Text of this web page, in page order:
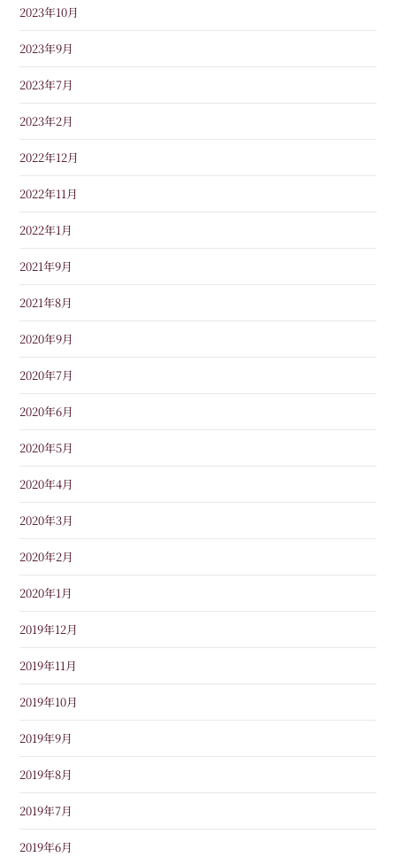
2023年10月
2023年9月
2023年7月
2023年2月
2022年12月
2022年11月
2022年1月
2021年9月
2021年8月
2020年9月
2020年7月
2020年6月
2020年5月
2020年4月
2020年3月
2020年2月
2020年1月
2019年12月
2019年11月
2019年10月
2019年9月
2019年8月
2019年7月
2019年6月